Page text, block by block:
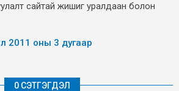
сайтай жишиг уралдаан болон
2011 оны 3 дугаар
0 СЭТГЭГДЭЛ